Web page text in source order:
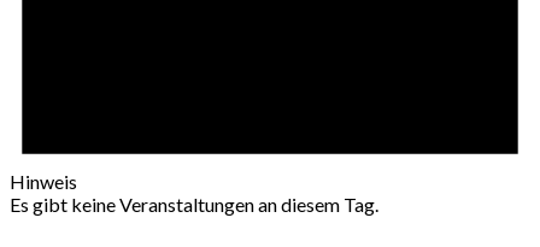
Hinweis
Es gibt keine Veranstaltungen an diesem Tag.